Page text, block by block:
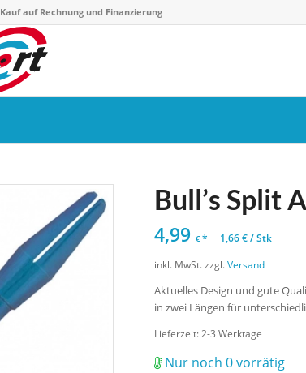
Kauf auf Rechnung und Finanzierung
Bull’s Split
4,99€* 1,66€/Stk
inkl. MwSt. zzgl.Versand
Aktuelles Design und gute
in zwei Längen für
Lieferzeit: 2-3 Werktage
Nur noch 0 vorrätig